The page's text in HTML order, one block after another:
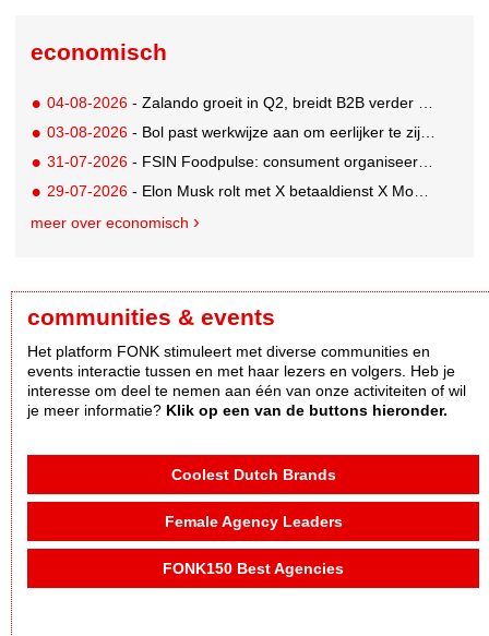
economisch
04-08-2026 - Zalando groeit in Q2, breidt B2B verder uit en innoveert met AI
03-08-2026 - Bol past werkwijze aan om eerlijker te zijn naar verkopers en consumenten
31-07-2026 - FSIN Foodpulse: consument organiseert eet- en koopgedrag bewuster
29-07-2026 - Elon Musk rolt met X betaaldienst X Money uit in VS: zorgen in Washington
meer over economisch
communities & events
Het platform FONK stimuleert met diverse communities en
events interactie tussen en met haar lezers en volgers. Heb je
interesse om deel te nemen aan één van onze activiteiten of wil
je meer informatie? Klik op een van de buttons hieronder.
Coolest Dutch Brands
Female Agency Leaders
FONK150 Best Agencies